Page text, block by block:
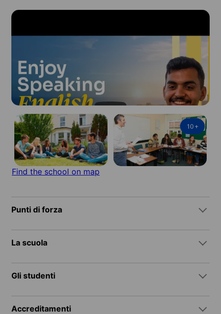
10+
Find the school on map
Punti di forza
La scuola
Gli studenti
Accreditamenti